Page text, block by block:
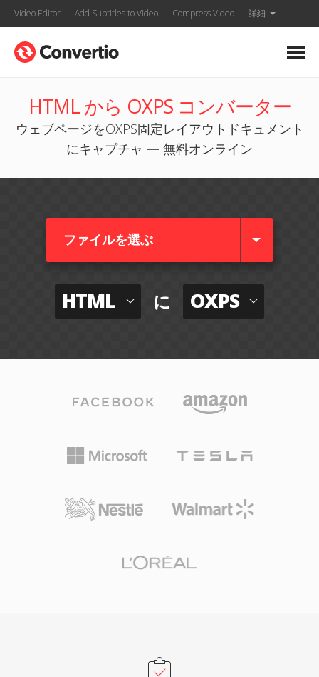
Video Editor Add Subtitles to Video Compress Video 詳細
HTML から OXPS コンバーター
ウェブページをOXPS固定レイアウトドキュメント
にキャプチャ — 無料オンライン
ファイルを選ぶ
HTML に OXPS